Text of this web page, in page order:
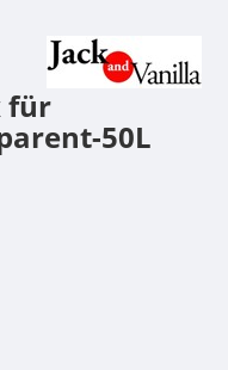
für
50L